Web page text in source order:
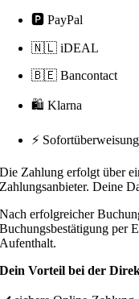
🅿️ PayPal
🇳🇱 iDEAL
🇧🇪 Bancontact
🛍 Klarna
⚡ Sofortüberweisung
Die Zahlung erfolgt über
Zahlungsanbieter. Deine
Nach erfolgreicher
Buchungsbestätigung per
Aufenthalt.
Dein Vorteil bei der